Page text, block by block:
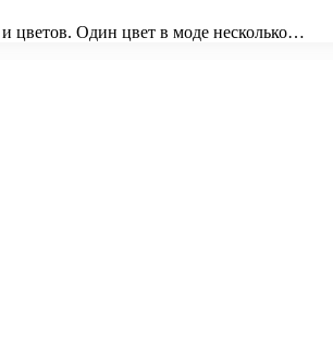
и цветов. Один цвет в моде несколько…